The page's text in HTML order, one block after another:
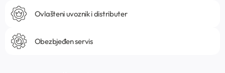
Ovlašteni uvoznik i distributer
Obezbjeđen servis